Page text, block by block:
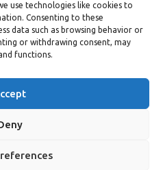
use technologies like cookies to
Consenting to these
data such as browsing behavior or
or withdrawing consent, may
functions.
een Feest
0007 4379 93
66898382